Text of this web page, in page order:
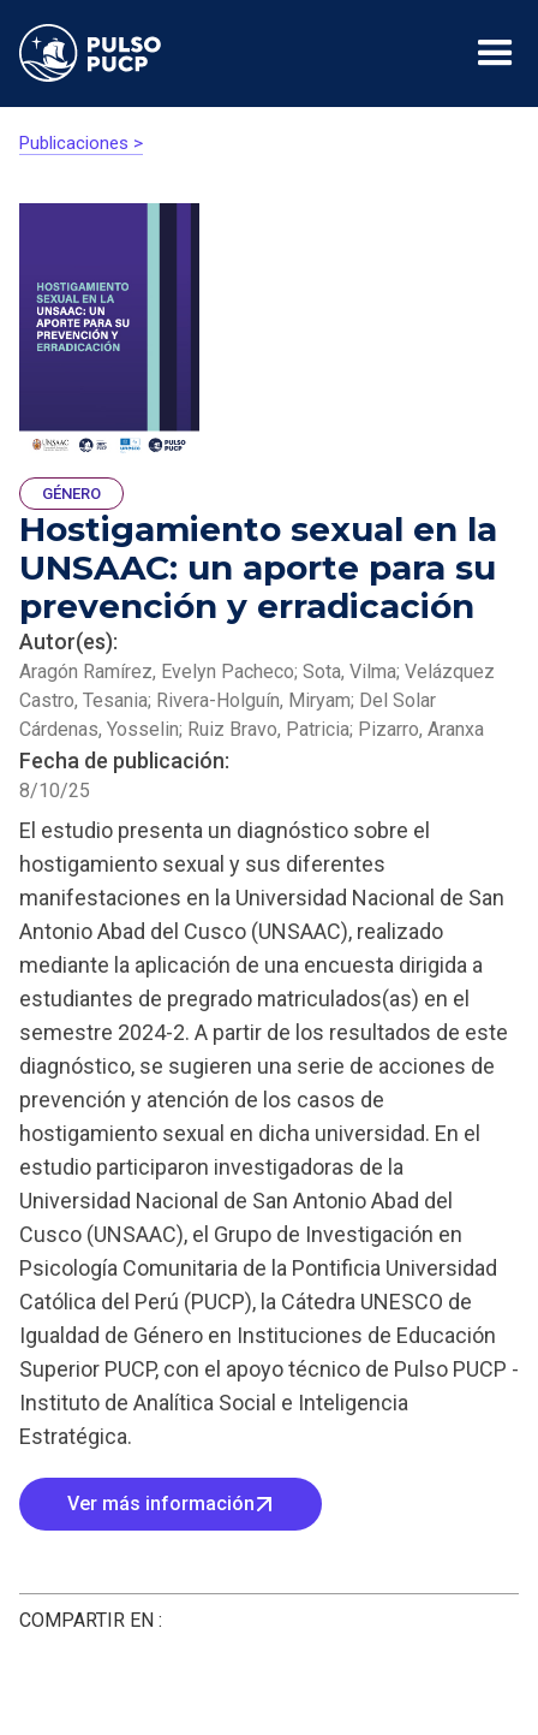
Publicaciones >
GÉNERO
Hostigamiento sexual en la
UNSAAC: un aporte para su
prevención y erradicación
Autor(es):
Aragón Ramírez, Evelyn Pacheco; Sota, Vilma; Velázquez
Castro, Tesania; Rivera-Holguín, Miryam; Del Solar
Cárdenas, Yosselin; Ruiz Bravo, Patricia; Pizarro, Aranxa
Fecha de publicación:
8/10/25
El estudio presenta un diagnóstico sobre el
hostigamiento sexual y sus diferentes
manifestaciones en la Universidad Nacional de San
Antonio Abad del Cusco (UNSAAC), realizado
mediante la aplicación de una encuesta dirigida a
estudiantes de pregrado matriculados(as) en el
semestre 2024-2. A partir de los resultados de este
diagnóstico, se sugieren una serie de acciones de
prevención y atención de los casos de
hostigamiento sexual en dicha universidad. En el
estudio participaron investigadoras de la
Universidad Nacional de San Antonio Abad del
Cusco (UNSAAC), el Grupo de Investigación en
Psicología Comunitaria de la Pontificia Universidad
Católica del Perú (PUCP), la Cátedra UNESCO de
Igualdad de Género en Instituciones de Educación
Superior PUCP, con el apoyo técnico de Pulso PUCP -
Instituto de Analítica Social e Inteligencia
Estratégica.
Ver más información
COMPARTIR EN :